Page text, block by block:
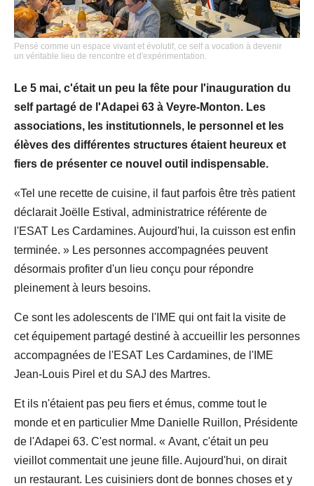
Pensé comme un espace vivant et évolutif, ce self a vocation à devenir
un véritable lieu de rencontre et d'expérimentation.
Le 5 mai, c'était un peu la fête pour l'inauguration du
self partagé de l'Adapei 63 à Veyre-Monton. Les
associations, les institutionnels, le personnel et les
élèves des différentes structures étaient heureux et
fiers de présenter ce nouvel outil indispensable.
«Tel une recette de cuisine, il faut parfois être très patient
déclarait Joëlle Estival, administratrice référente de
l'ESAT Les Cardamines. Aujourd'hui, la cuisson est enfin
terminée. » Les personnes accompagnées peuvent
désormais profiter d'un lieu conçu pour répondre
pleinement à leurs besoins.
Ce sont les adolescents de l'IME qui ont fait la visite de
cet équipement partagé destiné à accueillir les personnes
accompagnées de l'ESAT Les Cardamines, de l'IME
Jean-Louis Pirel et du SAJ des Martres.
Et ils n'étaient pas peu fiers et émus, comme tout le
monde et en particulier Mme Danielle Ruillon, Présidente
de l'Adapei 63. C'est normal. « Avant, c'était un peu
vieillot commentait une jeune fille. Aujourd'hui, on dirait
un restaurant. Les cuisiniers dont de bonnes choses et y